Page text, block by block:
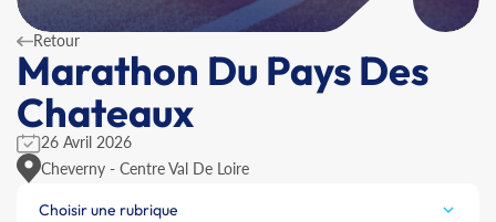
Retour
Marathon Du Pays Des
Chateaux
26 Avril 2026
Cheverny - Centre Val De Loire
Choisir une rubrique